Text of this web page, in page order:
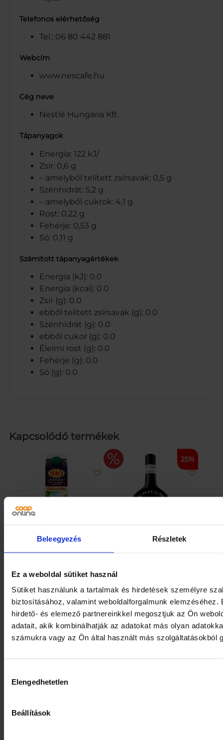
Beleegyezés Részletek
Ez a weboldal sütiket használ
Sütiket használunk a tartalmak és hirdetések személyre
biztosításához, valamint weboldalforgalmunk
hirdető- és elemező partnereinkkel megosztjuk az Ön
adatait, akik kombinálhatják az adatokat más olyan
számukra vagy az Ön által használt más szolgáltatásokból
kiválasztása
Elengedhetetlen
Beállítások
Telefonos elérhetőség
Tel.: 06 80 442 881
Webcím
www.nescafe.hu
Cég neve
Nestlé Hungária Kft.
Tápanyagok
Energia: 122 kJ/
Zsír: 0,6 g
– amelyből telített zsírsavak: 0,5 g
Szénhidrát: 5,2 g
– amelyből cukrok: 4,1 g
Rost: 0,22 g
Fehérje: 0,53 g
Só: 0,11 g
Számított tápanyagértékek
Energia (kJ): 0.0
Energia (kcal): 0.0
Zsír (g): 0.0
ebből telített zsírsavak (g): 0.0
Szénhidrát (g): 0.0
ebből cukor (g): 0.0
Élelmi rost (g): 0.0
Fehérje (g): 0.0
Só (g): 0.0
Kapcsolódó termékek
őszibarack nektár 1 l
1180Ft
1 db
–
SIÓ
ROS.NATURA/
mennyiség
+
25%
gyógynövénylikőr 40%
5990 Ft
7990Ft
11 db
–
ZWACK
UNICUM
+